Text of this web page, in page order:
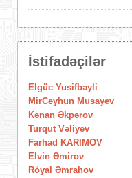
İstifadəçilər
Elgüc Yusifbəyli
MirCeyhun Musayev
Kənan Əkpərov
Turqut Vəliyev
Farhad KARIMOV
Elvin Əmirov
Röyal Əmrahov